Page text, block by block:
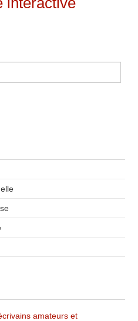
amateurs et